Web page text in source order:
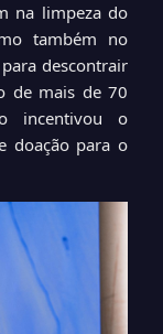
na limpeza do
também no
descontrair
de mais de 70
incentivou o
doação para o